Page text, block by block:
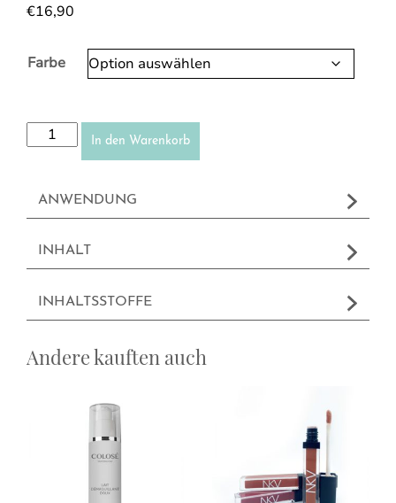
€16,90
Farbe
NEU: Lipgloss Menge
In den Warenkorb
ANWENDUNG
INHALT
INHALTSSTOFFE
Andere kauften auch